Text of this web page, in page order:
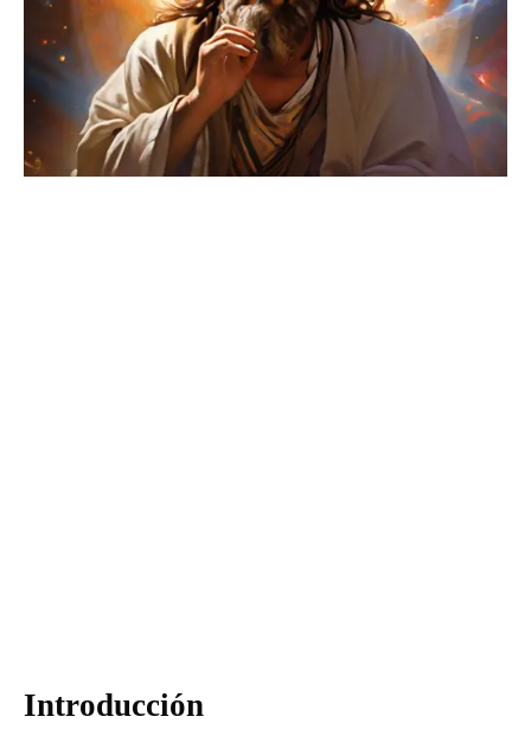
Introducción